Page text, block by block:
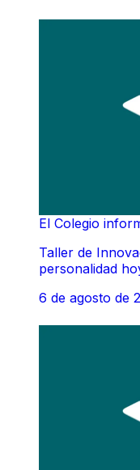
El Colegio
Taller de
personalidad
6 de agosto de